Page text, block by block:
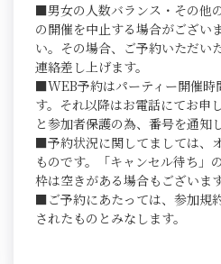
■男女の人数バランス・その他
の開催を中止する場合がござい
い。その場合、ご予約いただい
連絡差し上げます。
■WEB予約はパーティー開催時
す。それ以降はお電話にてお申
と参加者保護の為、番号を通知
■予約状況に関してましては、
ものです。「キャンセル待ち」
枠は空きがある場合もございます
■ご予約にあたっては、参加規
されたものとみなします。